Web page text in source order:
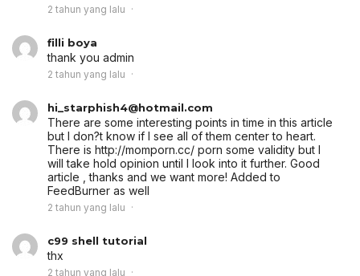
2 tahun yang lalu
filli boya
thank you admin
2 tahun yang lalu
hi_starphish4@hotmail.com
There are some interesting points in time in this article
but I don?t know if I see all of them center to heart.
There is http://momporn.cc/ porn some validity but I
will take hold opinion until I look into it further. Good
article , thanks and we want more! Added to
FeedBurner as well
2 tahun yang lalu
c99 shell tutorial
thx
2 tahun yang lalu